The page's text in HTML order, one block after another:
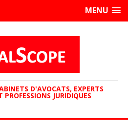
MENU
D'AVOCATS, EXPERTS
JURIDIQUES